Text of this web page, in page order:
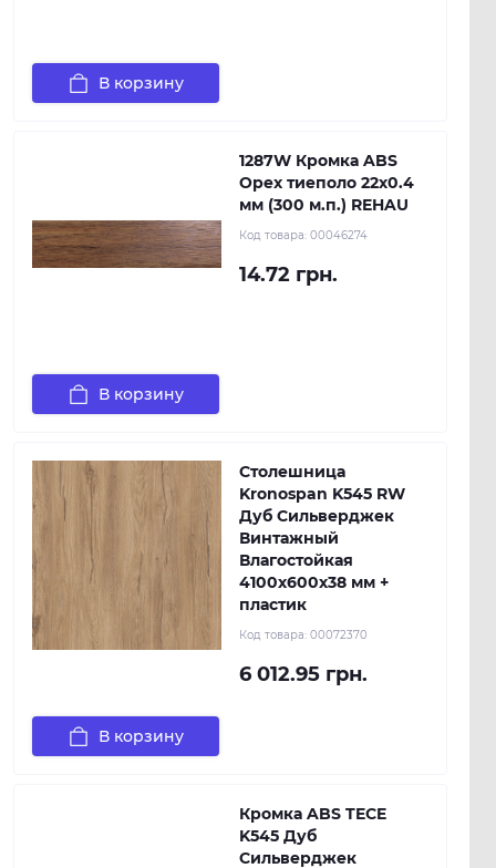
В корзину
1287W Кромка ABS
Орех тиеполо 22х0.4
мм (300 м.п.) REHAU
Код товара: 00046274
14.72 грн.
В корзину
Столешница
Kronospan K545 RW
Дуб Сильверджек
Винтажный
Влагостойкая
4100х600х38 мм +
пластик
Код товара: 00072370
6 012.95 грн.
В корзину
Кромка ABS TECE
K545 Дуб
Сильверджек